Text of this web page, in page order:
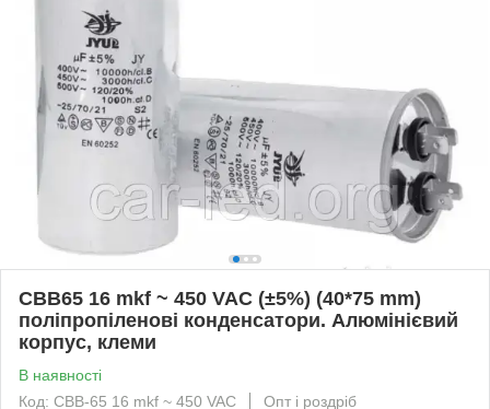
CBB65 16 mkf ~ 450 VAC (±5%) (40*75 mm)
поліпропіленові конденсатори. Алюмінієвий
корпус, клеми
В наявності
Код: CBB-65 16 mkf ~ 450 VAC
Опт і роздріб